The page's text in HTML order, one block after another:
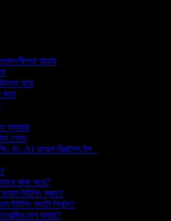
বাড়ায়
উন্নত করে
করে
ব্যবহার
পেতে
#১ AI ভয়েস ডিক্টেশন টুল
কাজ করে?
ভয়েস টাইপিং দ্রুত?
টাইপিং কতটা নির্ভুল?
কব্জির চাপ কমায়?